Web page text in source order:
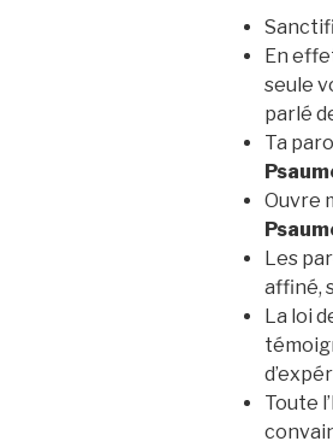
En
seule
parlé
Ta
Ouvre
Les
affiné,
La loi
Toute